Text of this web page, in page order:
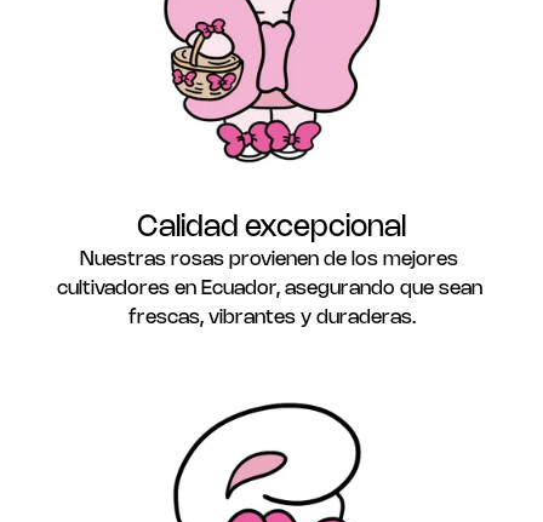
Calidad excepcional
Nuestras rosas provienen de los mejores
cultivadores en Ecuador, asegurando que sean
frescas, vibrantes y duraderas.